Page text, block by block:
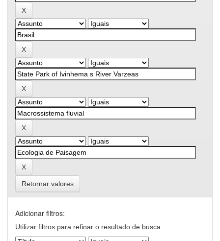
Retornar valores
Adicionar filtros:
Utilizar filtros para refinar o resultado de busca.